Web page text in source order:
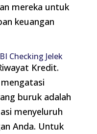
mereka untuk
keuangan
Checking Jelek
Kredit.
buruk adalah
menyeluruh
Anda. Untuk